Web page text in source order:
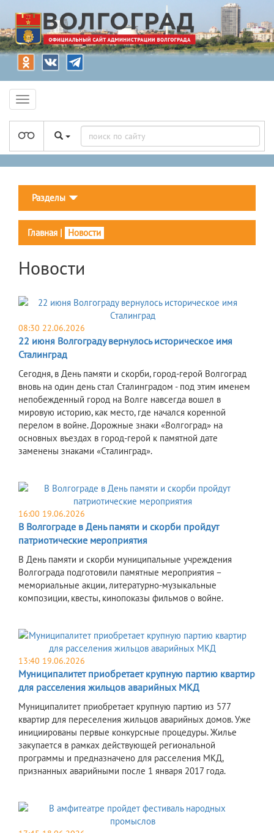
Разделы
Главная | Новости
Новости
08:30 22.06.2026
22 июня Волгограду вернулось историческое имя
Сталинград
Сегодня, в День памяти и скорби, город-герой Волгоград
вновь на один день стал Сталинградом - под этим именем
непобежденный город на Волге навсегда вошел в
мировую историю, как место, где начался коренной
перелом в войне. Дорожные знаки «Волгоград» на
основных въездах в город-герой к памятной дате
заменены знаками «Сталинград».
16:00 19.06.2026
В Волгограде в День памяти и скорби пройдут
патриотические мероприятия
В День памяти и скорби муниципальные учреждения
Волгограда подготовили памятные мероприятия –
мемориальные акции, литературно-музыкальные
композиции, квесты, кинопоказы фильмов о войне.
13:40 19.06.2026
Муниципалитет приобретает крупную партию квартир
для расселения жильцов аварийных МКД
Муниципалитет приобретает крупную партию из 577
квартир для переселения жильцов аварийных домов. Уже
инициированы первые конкурсные процедуры. Жилье
закупается в рамках действующей региональной
программы и предназначено для расселения МКД,
признанных аварийными после 1 января 2017 года.